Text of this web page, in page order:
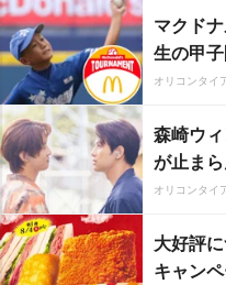
マクド
生の甲子
オリコンタイ
森崎ウ
が止まら
オリコンタイ
大好評
キャン